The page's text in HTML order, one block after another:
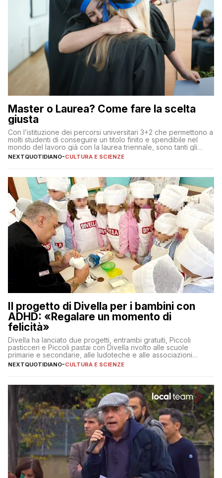
Master o Laurea? Come fare la scelta
giusta
Con l’istituzione dei percorsi universitari 3+2 che permettono a
molti studenti di conseguire un titolo finito e spendibile nel
mondo del lavoro già con la laurea triennale, sono tanti gli
interrogativi che si pongono gli studenti una volta raggiunto
l’obiettivo di primo livello
NEXTQUOTIDIANO-CULTURA E SCIENZE
Il progetto di Divella per i bambini con
ADHD: «Regalare un momento di
felicità»
Divella ha lanciato due progetti, entrambi gratuiti, Piccoli
pasticceri e Piccoli pastai con Divella rivolto alle scuole
primarie e secondarie, alle ludoteche e alle associazioni
pugliesi che si occupano di bambini con ADHD
NEXTQUOTIDIANO-CULTURA E SCIENZE